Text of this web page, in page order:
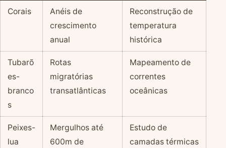
Corais
Anéis de
crescimento
anual
Reconstrução de
temperatura
histórica
Tubarõ
es-
branco
s
Rotas
migratórias
transatlânticas
Mapeamento de
correntes
oceânicas
Peixes-
lua
Mergulhos até
600m de
Estudo de
camadas térmicas